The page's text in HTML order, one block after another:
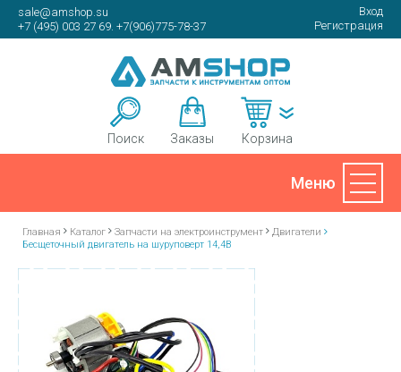
sale@amshop.su
+7 (495) 003 27 69. +7(906)775-78-37
Вход
Регистрация
Поиск Заказы Корзина
Главная Каталог Запчасти на электроинструмент
Двигатели
Бесщеточный двигатель на шуруповерт 14,4В